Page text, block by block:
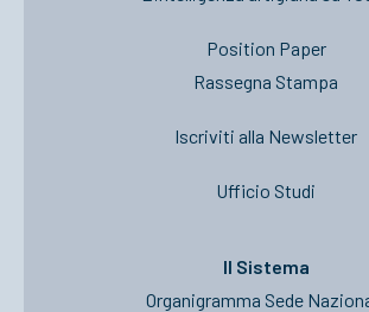
Position Paper
Rassegna Stampa
Iscriviti alla Newsletter
Ufficio Studi
Il Sistema
Organigramma Sede